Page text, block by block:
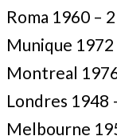
Roma 1960 –
Munique 1972
Montreal
Londres 1948
Melbourne